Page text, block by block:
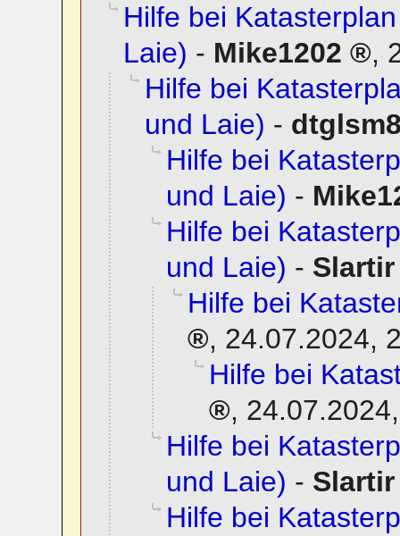
Hilfe bei
Laie) - Mike1202 ,
Hilfe bei
und Laie) -
Hilfe bei
und Laie) -
Hilfe bei
und Laie) - Slartir
Hilfe bei
, 24.07.2024,
Hilfe bei
,
Hilfe bei
und Laie) - Slartir
Hilfe bei